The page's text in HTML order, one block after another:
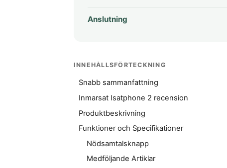
Anslutning
INNEHÅLLSFÖRTECKNING
Snabb sammanfattning
Inmarsat Isatphone 2 recension
Produktbeskrivning
Funktioner och Specifikationer
Nödsamtalsknapp
Medföljande Artiklar